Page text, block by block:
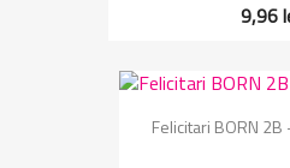
9,96
Felicitari BORN